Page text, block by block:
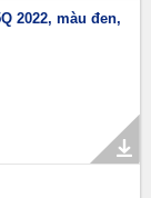
2022, màu đen,